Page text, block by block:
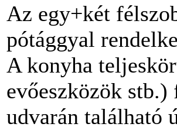
Az egy+két
pótággyal
A konyha
evőeszközök stb.)
udvarán található